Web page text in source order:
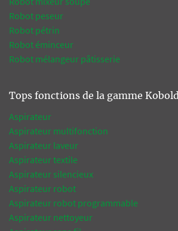
Robot peseur
Robot pétrin
Robot éminceur
Robot mélangeur pâtisserie
Tops fonctions de la gamme Kobold
Aspirateur
Aspirateur multifonction
Aspirateur laveur
Aspirateur textile
Aspirateur silencieux
Aspirateur robot
Aspirateur robot programmable
Aspirateur nettoyeur